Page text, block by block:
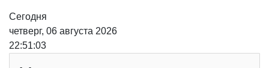
Сегодня
четверг, 06 августа 2026
22:51:03